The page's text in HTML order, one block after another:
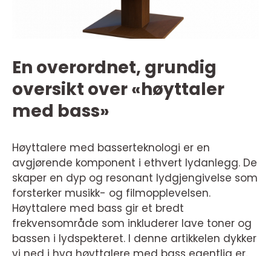
En overordnet, grundig
oversikt over «høyttaler
med bass»
Høyttalere med basserteknologi er en
avgjørende komponent i ethvert lydanlegg. De
skaper en dyp og resonant lydgjengivelse som
forsterker musikk- og filmopplevelsen.
Høyttalere med bass gir et bredt
frekvensområde som inkluderer lave toner og
bassen i lydspekteret. I denne artikkelen dykker